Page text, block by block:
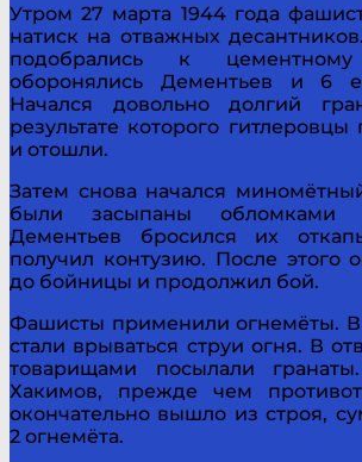
Утром 27 марта 1944 года
натиск на отважных
подобрались к
оборонялись Дементьев и 6
Начался довольно долгий
результате которого
и отошли.
Затем снова начался
были засыпаны обломками
Дементьев бросился их
получил контузию. После этого
до бойницы и продолжил бой.
Фашисты применили огнемёты.
стали врываться струи огня. В
товарищами посылали
Хакимов, прежде чем
окончательно вышло из строя,
2 огнемёта.